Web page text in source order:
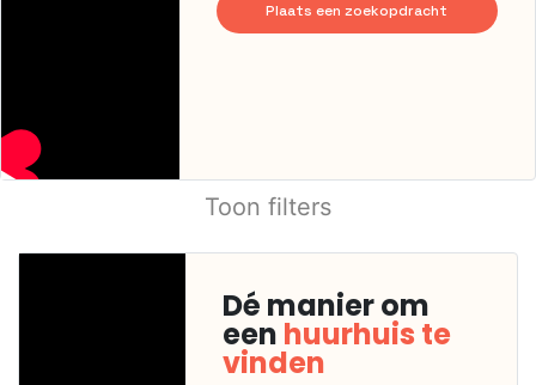
Plaats een zoekopdracht
Toon filters
Dé manier om
een huurhuis te
vinden